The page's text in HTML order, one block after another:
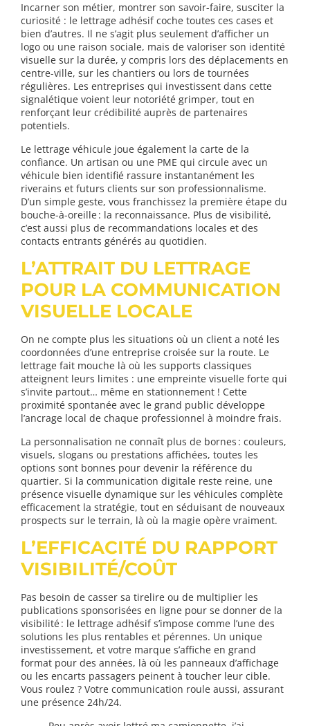
Incarner son métier, montrer son savoir-faire, susciter la
curiosité : le lettrage adhésif coche toutes ces cases et
bien d’autres. Il ne s’agit plus seulement d’afficher un
logo ou une raison sociale, mais de valoriser son identité
visuelle sur la durée, y compris lors des déplacements en
centre-ville, sur les chantiers ou lors de tournées
régulières. Les entreprises qui investissent dans cette
signalétique voient leur notoriété grimper, tout en
renforçant leur crédibilité auprès de partenaires
potentiels.
Le lettrage véhicule joue également la carte de la
confiance. Un artisan ou une PME qui circule avec un
véhicule bien identifié rassure instantanément les
riverains et futurs clients sur son professionnalisme.
D’un simple geste, vous franchissez la première étape du
bouche-à-oreille : la reconnaissance. Plus de visibilité,
c’est aussi plus de recommandations locales et des
contacts entrants générés au quotidien.
L’ATTRAIT DU LETTRAGE
POUR LA COMMUNICATION
VISUELLE LOCALE
On ne compte plus les situations où un client a noté les
coordonnées d’une entreprise croisée sur la route. Le
lettrage fait mouche là où les supports classiques
atteignent leurs limites : une empreinte visuelle forte qui
s’invite partout… même en stationnement ! Cette
proximité spontanée avec le grand public développe
l’ancrage local de chaque professionnel à moindre frais.
La personnalisation ne connaît plus de bornes : couleurs,
visuels, slogans ou prestations affichées, toutes les
options sont bonnes pour devenir la référence du
quartier. Si la communication digitale reste reine, une
présence visuelle dynamique sur les véhicules complète
efficacement la stratégie, tout en séduisant de nouveaux
prospects sur le terrain, là où la magie opère vraiment.
L’EFFICACITÉ DU RAPPORT
VISIBILITÉ/COÛT
Pas besoin de casser sa tirelire ou de multiplier les
publications sponsorisées en ligne pour se donner de la
visibilité : le lettrage adhésif s’impose comme l’une des
solutions les plus rentables et pérennes. Un unique
investissement, et votre marque s’affiche en grand
format pour des années, là où les panneaux d’affichage
ou les encarts passagers peinent à toucher leur cible.
Vous roulez ? Votre communication roule aussi, assurant
une présence 24h/24.